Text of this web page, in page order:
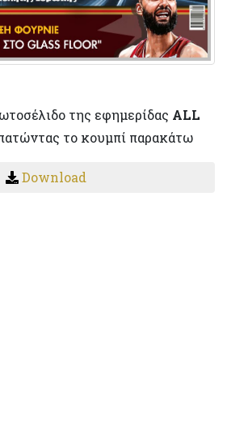
της εφημερίδας ALL
το κουμπί παρακάτω
Download